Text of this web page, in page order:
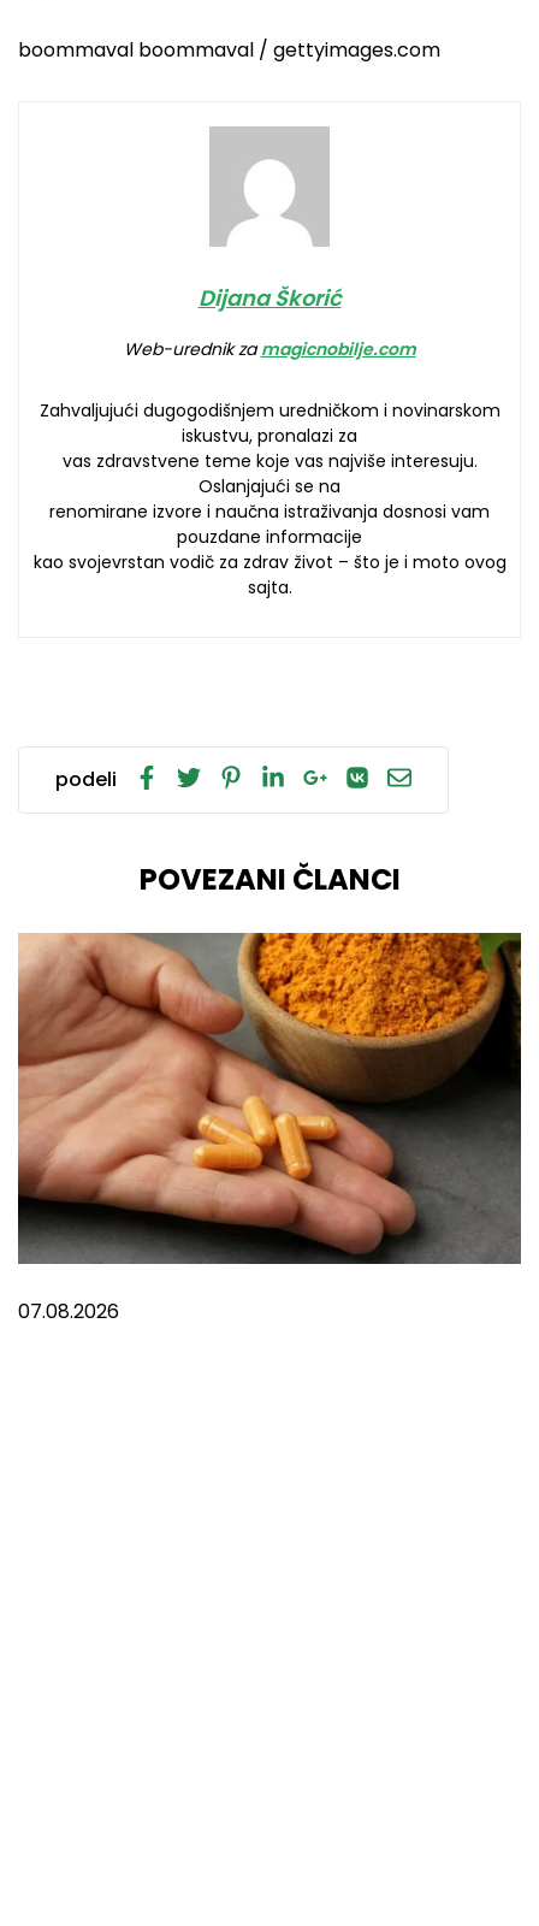
boommaval boommaval / gettyimages.com
Dijana Škorić
Web-urednik zamagicnobilje.com
Zahvaljujući dugogodišnjem uredničkom i novinarskom
iskustvu, pronalazi za
vas zdravstvene teme koje vas najviše interesuju.
Oslanjajući se na
renomirane izvore i naučna istraživanja dosnosi vam
pouzdane informacije
kao svojevrstan vodič za zdrav život – što je i moto ovog
sajta.
podeli
POVEZANI ČLANCI
07.08.2026